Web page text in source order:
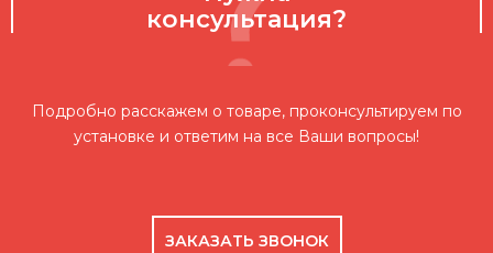
консультация?
Подробно расскажем о товаре, проконсультируем по
установке и ответим на все Ваши вопросы!
ЗАКАЗАТЬ ЗВОНОК